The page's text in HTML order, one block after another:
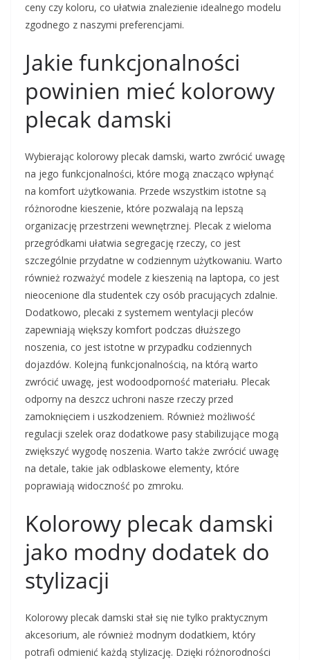
ceny czy koloru, co ułatwia znalezienie idealnego modelu
zgodnego z naszymi preferencjami.
Jakie funkcjonalności
powinien mieć kolorowy
plecak damski
Wybierając kolorowy plecak damski, warto zwrócić uwagę
na jego funkcjonalności, które mogą znacząco wpłynąć
na komfort użytkowania. Przede wszystkim istotne są
różnorodne kieszenie, które pozwalają na lepszą
organizację przestrzeni wewnętrznej. Plecak z wieloma
przegródkami ułatwia segregację rzeczy, co jest
szczególnie przydatne w codziennym użytkowaniu. Warto
również rozważyć modele z kieszenią na laptopa, co jest
nieocenione dla studentek czy osób pracujących zdalnie.
Dodatkowo, plecaki z systemem wentylacji pleców
zapewniają większy komfort podczas dłuższego
noszenia, co jest istotne w przypadku codziennych
dojazdów. Kolejną funkcjonalnością, na którą warto
zwrócić uwagę, jest wodoodporność materiału. Plecak
odporny na deszcz uchroni nasze rzeczy przed
zamoknięciem i uszkodzeniem. Również możliwość
regulacji szelek oraz dodatkowe pasy stabilizujące mogą
zwiększyć wygodę noszenia. Warto także zwrócić uwagę
na detale, takie jak odblaskowe elementy, które
poprawiają widoczność po zmroku.
Kolorowy plecak damski
jako modny dodatek do
stylizacji
Kolorowy plecak damski stał się nie tylko praktycznym
akcesorium, ale również modnym dodatkiem, który
potrafi odmienić każdą stylizację. Dzięki różnorodności